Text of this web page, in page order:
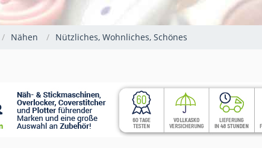
Nähen Nützliches, Wohnliches, Schönes